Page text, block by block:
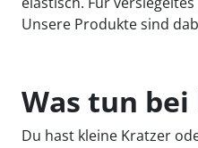
Unsere Produkte sind
Was tun
Du hast kleine Kratzer